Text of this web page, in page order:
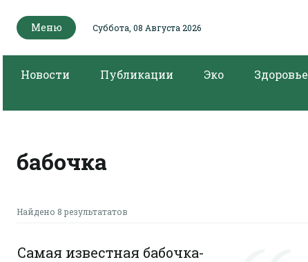
Меню Суббота, 08 Августа 2026
Новости Публикации Эко Здоровье
бабочка
Найдено 8 результататов
Самая известная бабочка-